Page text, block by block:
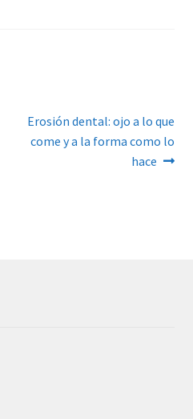
Siguiente:
Erosión dental: ojo a lo que
come y a la forma como lo
hace